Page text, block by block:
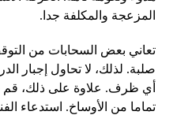
المزعجة والمكلفة جدا.
تعاني بعض السحابات من
صلبة. لذلك، لا تحاول إجبار
أي ظرف. علاوة على ذلك، قم
تماما من الأوساخ. استدعاء